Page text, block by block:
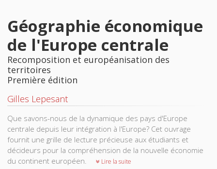
Géographie économique
de l'Europe centrale
Recomposition et européanisation des
territoires
Première édition
Gilles Lepesant
Que savons-nous de la dynamique des pays d'Europe
centrale depuis leur intégration à l'Europe? Cet ouvrage
fournit une grille de lecture précieuse aux étudiants et
décideurs pour la compréhension de la nouvelle économie
du continent européen.
Lire la suite